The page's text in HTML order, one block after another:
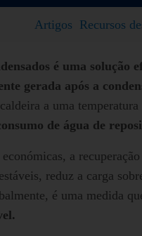
Artigos Recursos
é uma
gerada após a
a uma
de água de
a
reduz a carga
é uma medida